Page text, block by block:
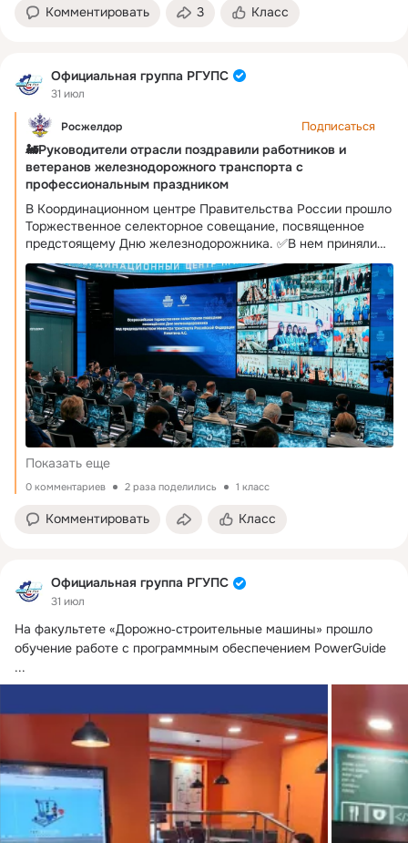
Комментировать 3 Класс
Официальная группа РГУПС
31 июл
Росжелдор Подписаться
🚂Руководители отрасли поздравили работников и
ветеранов железнодорожного транспорта с
профессиональным праздником
В Координационном центре Правительства России прошло
Торжественное селекторное совещание, посвященное
предстоящему Дню железнодорожника. ✅В нем приняли
участие глава Минтранса России Андрей Никитин,
руководитель Росжелдора Александр Сахаров,
председатель Роспрофжела Дмитрий Шаханов, первый
Министр путей сообщения РФ Геннадий Фадеев ,
заместитель генерального директора РЖД Сергей
Саратов, представители предприятий железнодорожного
транспорта, общественного совета Росжелдора и
отраслевых вузов. 🤝Андрей Никитин поздравил
работников и ветеранов железнодорожного транспорта с
наступающим праздником и отметил важную роль отрасли
для экономики страны. «Транспортный комплекс России –
кровеносная система отечественной экономики, в ее
основе – железнодорожный каркас. Железная дорога
обеспечивает свыше 85 % грузооборота страны и почти
связанности регионов, создает новые заказы для
Показать еще
0 комментариев 2 раза поделились 1 класс
Комментировать Класс
Официальная группа РГУПС
31 июл
На факультете «Дорожно‑строительные машины» прошло
обучение работе с программным обеспечением PowerGuide
...